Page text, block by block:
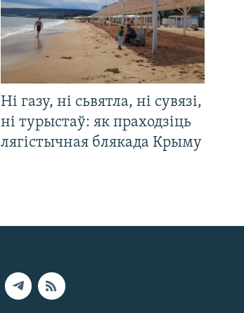
Ні газу, ні сьвятла, ні сувязі,
ні турыстаў: як праходзіць
лягістычная блякада Крыму